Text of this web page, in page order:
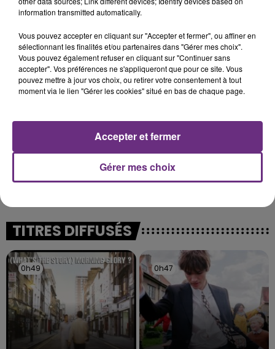
LA CENTRALE NUCLÉAIRE DE CHOOZ
TOUJOURS À L'ARRÊT
Cela fait déjà une semaine que la centrale
nucléaire ardennaise est à l'arrêt. Une situation
justifiée par la sécheresse intense qui est toujours
présente.
LE MAGASIN JOUÉCLUB DE REIMS FERME
rémois. Le magasin JouéClub est contraint de
fermer ses portes.
TITRES DIFFUSÉS
0h49
0h49 0h47
0h47
information transmitted automatically.
Vous pouvez accepter en cliquant sur "Accepter et fermer", ou affiner en
sélectionnant les finalités et/ou partenaires dans "Gérer mes choix".
Vous pouvez également refuser en cliquant sur "Continuer sans
accepter". Vos préférences ne s'appliqueront que pour ce site. Vous
pouvez mettre à jour vos choix, ou retirer votre consentement à tout
moment via le lien "Gérer les cookies" situé en bas de chaque page.
Gérer mes choix
Accepter et fermer